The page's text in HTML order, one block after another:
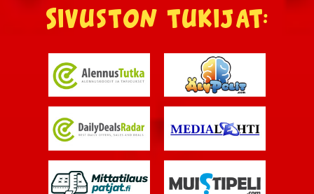
Sivuston tukijat: